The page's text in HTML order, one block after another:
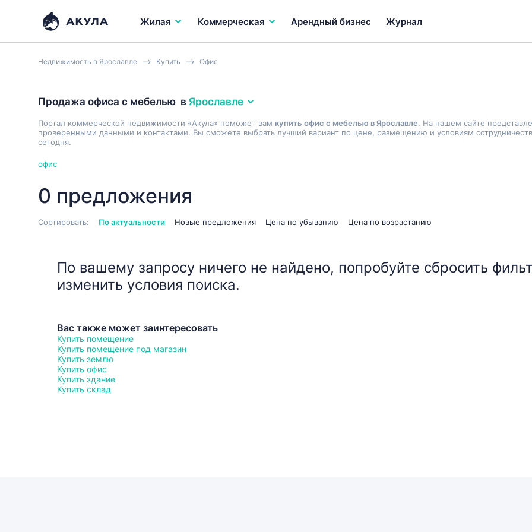
Жилая Коммерческая Арендный бизнес Журнал
Недвижимость в Ярославле Купить Офис
Продажа офиса с мебелью в Ярославле
Портал коммерческой недвижимости «Акула» поможет вам купить офис с мебелью в Ярославле. На нашем сайте
проверенными данными и контактами. Вы сможете выбрать лучший вариант по цене, размещению и условиям
сегодня.
офис
0 предложения
Сортировать: По актуальности Новые предложения Цена по убыванию Цена по возрастанию
По вашему запросу ничего не найдено, попробуйте сбросить
изменить условия поиска.
Вас также может заинтересовать
Купить помещение
Купить помещение под магазин
Купить землю
Купить офис
Купить здание
Купить склад